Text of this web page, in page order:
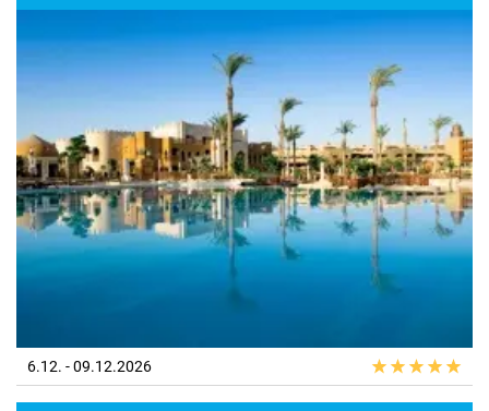
6.12. - 09.12.2026